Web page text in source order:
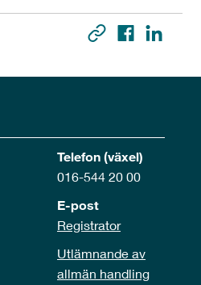
Telefon (växel)
016-544 20 00
E-post
Registrator
Utlämnande av
allmän handling